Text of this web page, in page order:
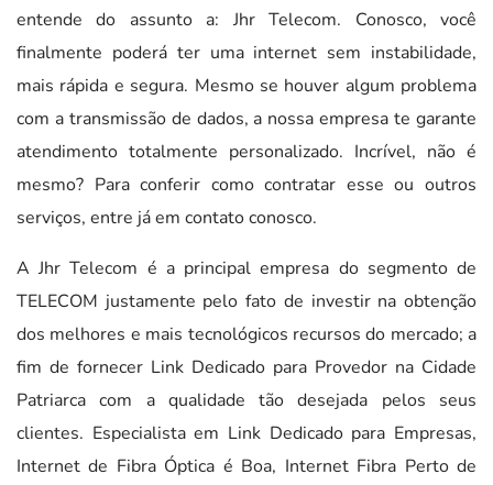
entende do assunto a: Jhr Telecom. Conosco, você
finalmente poderá ter uma internet sem instabilidade,
mais rápida e segura. Mesmo se houver algum problema
com a transmissão de dados, a nossa empresa te garante
atendimento totalmente personalizado. Incrível, não é
mesmo? Para conferir como contratar esse ou outros
serviços, entre já em contato conosco.
A Jhr Telecom é a principal empresa do segmento de
TELECOM justamente pelo fato de investir na obtenção
dos melhores e mais tecnológicos recursos do mercado; a
fim de fornecer Link Dedicado para Provedor na Cidade
Patriarca com a qualidade tão desejada pelos seus
clientes. Especialista em Link Dedicado para Empresas,
Internet de Fibra Óptica é Boa, Internet Fibra Perto de